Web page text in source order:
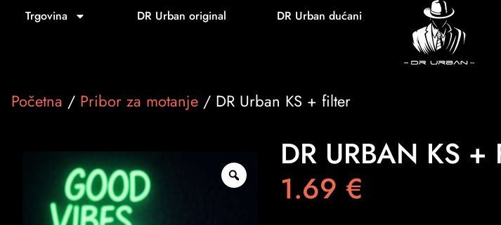
Trgovina DR Urban original DR Urban dućani
Početna / Pribor za motanje / DR Urban KS + filter
DR URBAN KS +
1.69 €